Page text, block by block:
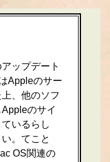
ップデート
Appleのサー
、他のソフ
のサイ
いるらし
。てこと
OS関連の